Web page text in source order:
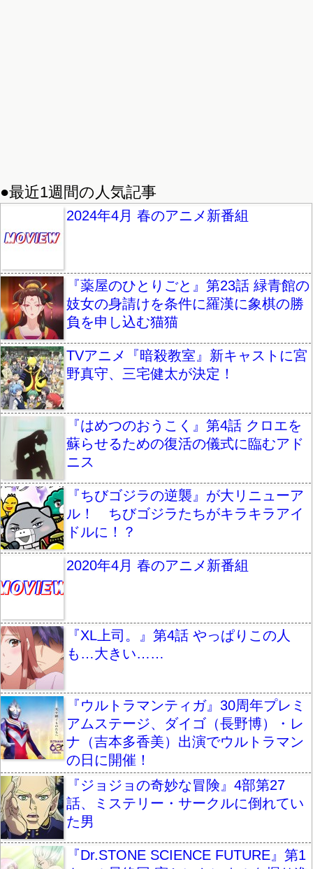
●最近1週間の人気記事
2024年4月 春のアニメ新番組
『薬屋のひとりごと』第23話 緑青館の
妓女の身請けを条件に羅漢に象棋の勝
負を申し込む猫猫
TVアニメ『暗殺教室』新キャストに宮
野真守、三宅健太が決定！
『はめつのおうこく』第4話 クロエを
蘇らせるための復活の儀式に臨むアド
ニス
『ちびゴジラの逆襲』が大リニューア
ル！ ちびゴジラたちがキラキラアイ
ドルに！？
2020年4月 春のアニメ新番組
『XL上司。』第4話 やっぱりこの人
も…大きい……
『ウルトラマンティガ』30周年プレミ
アムステージ、ダイゴ（長野博）・レ
ナ（吉本多香美）出演でウルトラマン
の日に開催！
『ジョジョの奇妙な冒険』4部第27
話、ミステリー・サークルに倒れてい
た男
『Dr.STONE SCIENCE FUTURE』第1